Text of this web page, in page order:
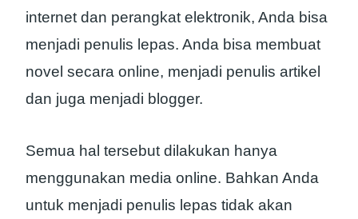
internet dan perangkat elektronik, Anda bisa
menjadi penulis lepas. Anda bisa membuat
novel secara online, menjadi penulis artikel
dan juga menjadi blogger.
Semua hal tersebut dilakukan hanya
menggunakan media online. Bahkan Anda
untuk menjadi penulis lepas tidak akan